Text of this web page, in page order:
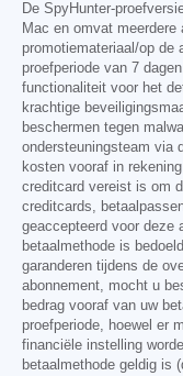
De SpyHunter-
Mac en omvat
promotiemateriaal/op de
proefperiode van 7
functionaliteit voor het
krachtige
beschermen tegen
ondersteuningsteam via
kosten vooraf in
creditcard vereist is om
creditcards,
geaccepteerd voor deze
betaalmethode is
garanderen tijdens de
abonnement, mocht u
bedrag vooraf van uw
proefperiode, hoewel er
financiële instelling
betaalmethode geldig is